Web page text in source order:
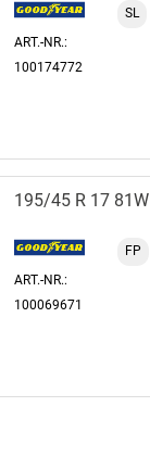
ART.-NR.:
100174772
SL
195/45 R 17 81W
ART.-NR.:
100069671
FP